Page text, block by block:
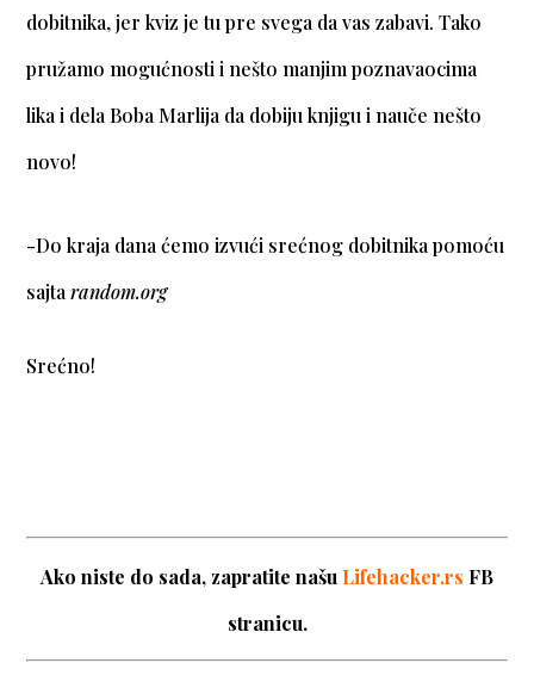
dobitnika, jer kviz je tu pre svega da vas zabavi. Tako
pružamo mogućnosti i nešto manjim poznavaocima
lika i dela Boba Marlija da dobiju knjigu i nauče nešto
novo!
-Do kraja dana ćemo izvući srećnog dobitnika pomoću
sajtarandom.org
Srećno!
Ako niste do sada, zapratite našu Lifehacker.rs FB
stranicu.